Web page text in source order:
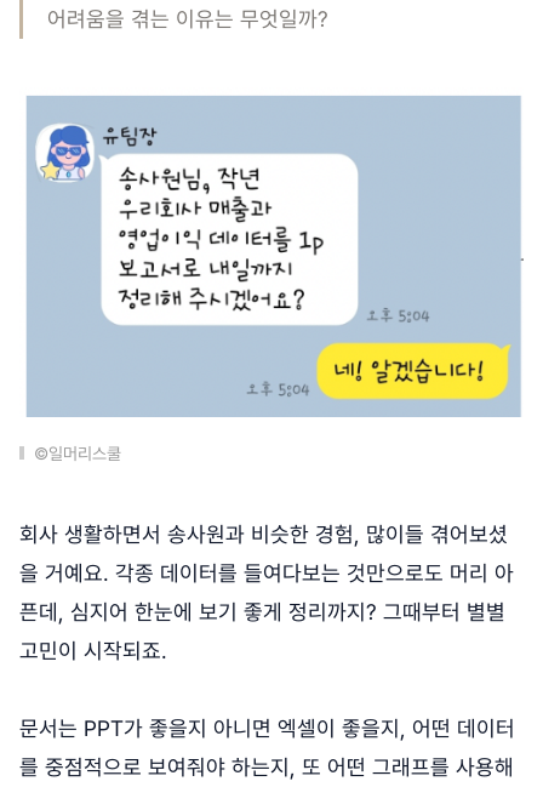
어려움을 겪는 이유는 무엇일까?
©일머리스쿨
회사 생활하면서 송사원과 비슷한 경험, 많이들 겪어보셨
을 거예요. 각종 데이터를 들여다보는 것만으로도 머리 아
픈데, 심지어 한눈에 보기 좋게 정리까지? 그때부터 별별
고민이 시작되죠.
문서는 PPT가 좋을지 아니면 엑셀이 좋을지, 어떤 데이터
를 중점적으로 보여줘야 하는지, 또 어떤 그래프를 사용해